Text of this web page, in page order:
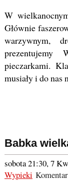
W
Głównie
warzywnym,
prezentujemy
pieczarkami.
musiały i do nas
Babka
sobota 21:30, 7
Wypieki